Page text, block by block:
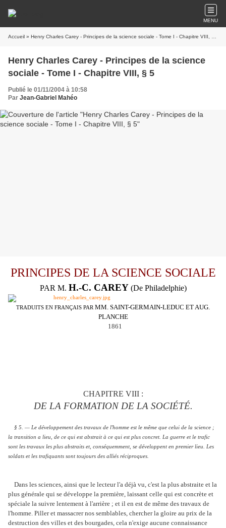
MENU
Accueil » Henry Charles Carey - Principes de la science sociale - Tome I - Chapitre VIII, § 5
Henry Charles Carey - Principes de la science
sociale - Tome I - Chapitre VIII, § 5
Publié le 01/11/2004 à 10:58
Par Jean-Gabriel Mahéo
PRINCIPES DE LA SCIENCE SOCIALE
PAR M. H.-C. CAREY (De Philadelphie)
TRADUITS EN FRANÇAIS PARMM. SAINT-GERMAIN-LEDUC ET AUG.
PLANCHE
1861
CHAPITRE VIII :
DE LA FORMATION DE LA SOCIÉTÉ.
§ 5. — Le développement des travaux de l'homme est le même que celui de la science ;
la transition a lieu, de ce qui est abstrait à ce qui est plus concret. La guerre et le trafic
sont les travaux les plus abstraits et, conséquemment, se développent en premier lieu. Les
soldats et les trafiquants sont toujours des alliés réciproques.
Dans les sciences, ainsi que le lecteur l'a déjà vu, c'est la plus abstraite et la
plus générale qui se développe la première, laissant celle qui est concrète et
spéciale la suivre lentement à l'arrière ; et il en est de même des travaux de
l'homme. Piller et massacrer nos semblables, chercher la gloire au prix de la
destruction des villes et des bourgades, cela n'exige aucune connaissance